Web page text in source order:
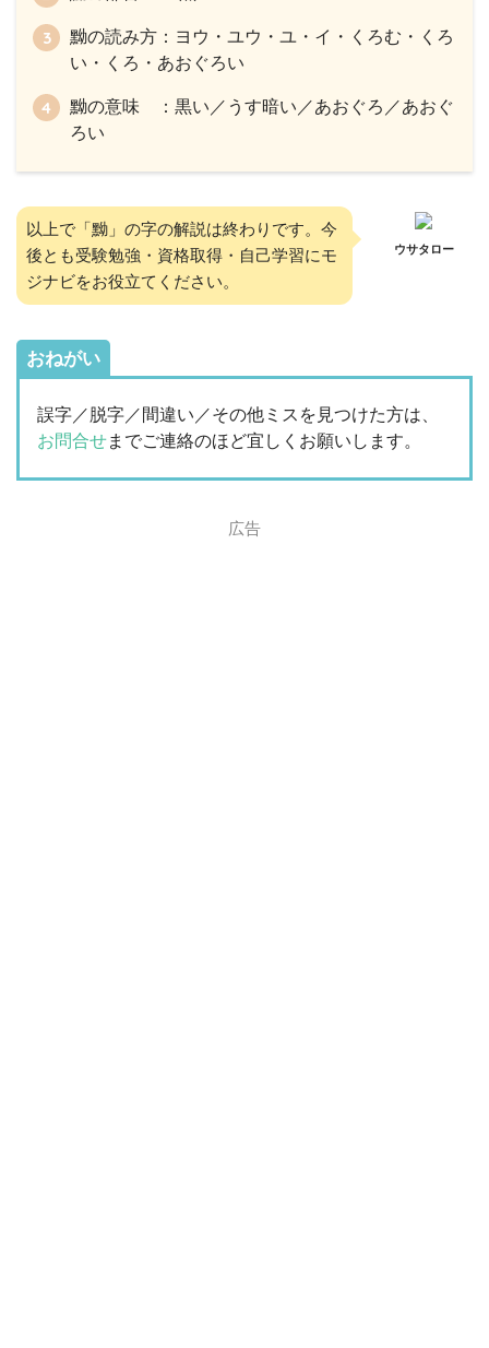
黝の読み方：ヨウ・ユウ・ユ・イ・くろむ・くろ
い・くろ・あおぐろい
黝の意味 ：黒い／うす暗い／あおぐろ／あおぐ
ろい
以上で「黝」の字の解説は終わりです。今
後とも受験勉強・資格取得・自己学習にモ
ジナビをお役立てください。
ウサタロー
おねがい
誤字／脱字／間違い／その他ミスを見つけた方は、
お問合せまでご連絡のほど宜しくお願いします。
広告